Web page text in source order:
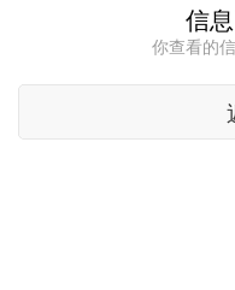
信
你查看的